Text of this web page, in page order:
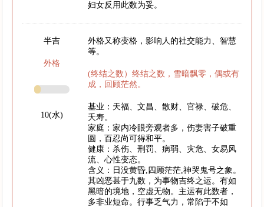
妇女反用此数为妥。
半吉
外格
10(水)
外格又称变格，影响人的社交能力、智慧
等。
(终结之数）终结之数，雪暗飘零，偶或有
成，回顾茫然。
基业：天福、文昌、散财、官禄、破危、
夭寿。
家庭：家内冷眼旁观者多，伤妻害子破重
圆，百忍尚可得和平。
健康：杀伤、刑罚、病弱、灾危、女易风
流、心性变态。
含义：日没黄昏,四顾茫茫,神哭鬼号之象。
其凶恶甚于九数，为事物吉终之运。有如
黑暗的境地，空虚无物。主运有此数者，
多非业短命。行事乏气力，常陷于不如